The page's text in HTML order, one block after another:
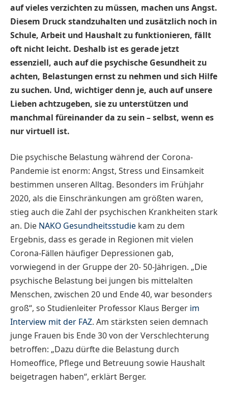
auf vieles verzichten zu müssen, machen uns Angst.
Diesem Druck standzuhalten und zusätzlich noch in
Schule, Arbeit und Haushalt zu funktionieren, fällt
oft nicht leicht. Deshalb ist es gerade jetzt
essenziell, auch auf die psychische Gesundheit zu
achten, Belastungen ernst zu nehmen und sich Hilfe
zu suchen. Und, wichtiger denn je, auch auf unsere
Lieben achtzugeben, sie zu unterstützen und
manchmal füreinander da zu sein – selbst, wenn es
nur virtuell ist.
Die psychische Belastung während der Corona-
Pandemie ist enorm: Angst, Stress und Einsamkeit
bestimmen unseren Alltag. Besonders im Frühjahr
2020, als die Einschränkungen am größten waren,
stieg auch die Zahl der psychischen Krankheiten stark
an. Die NAKO Gesundheitsstudie kam zu dem
Ergebnis, dass es gerade in Regionen mit vielen
Corona-Fällen häufiger Depressionen gab,
vorwiegend in der Gruppe der 20- 50-Jährigen. „Die
psychische Belastung bei jungen bis mittelalten
Menschen, zwischen 20 und Ende 40, war besonders
groß“, so Studienleiter Professor Klaus Berger im
Interview mit der FAZ. Am stärksten seien demnach
junge Frauen bis Ende 30 von der Verschlechterung
betroffen: „Dazu dürfte die Belastung durch
Homeoffice, Pflege und Betreuung sowie Haushalt
beigetragen haben“, erklärt Berger.